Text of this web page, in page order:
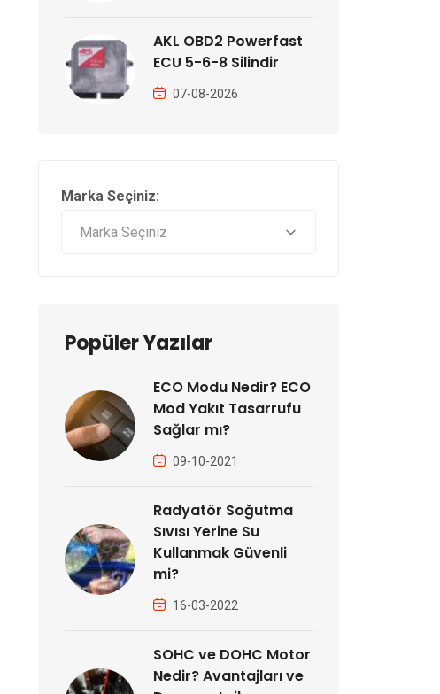
AKL OBD2 Powerfast
ECU 5-6-8 Silindir
07-08-2026
Marka Seçiniz:
Popüler Yazılar
ECO Modu Nedir? ECO
Mod Yakıt Tasarrufu
Sağlar mı?
09-10-2021
Radyatör Soğutma
Sıvısı Yerine Su
Kullanmak Güvenli
mi?
16-03-2022
SOHC ve DOHC Motor
Nedir? Avantajları ve